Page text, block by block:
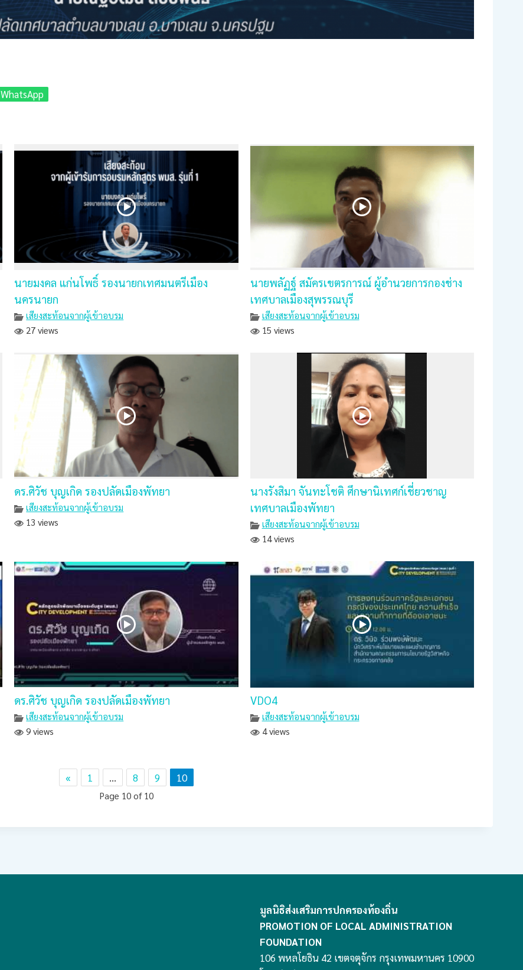
WhatsApp
นายมงคล แก่นโพธิ์ รองนายกเทศมนตรีเมือง
นครนายก
เสียงสะท้อนจากผู้เข้าอบรม
27 views
นายพลัฏฐ์ สมัครเขตรการณ์ ผู้อำนวยการกองช่าง
เทศบาลเมืองสุพรรณบุรี
เสียงสะท้อนจากผู้เข้าอบรม
15 views
ดร.ศิวัช บุญเกิด รองปลัดเมืองพัทยา
เสียงสะท้อนจากผู้เข้าอบรม
13 views
นางรังสิมา จันทะโชติ ศึกษานิเทศก์เชี่ยวชาญ
เทศบาลเมืองพัทยา
เสียงสะท้อนจากผู้เข้าอบรม
14 views
ดร.ศิวัช บุญเกิด รองปลัดเมืองพัทยา
เสียงสะท้อนจากผู้เข้าอบรม
9 views
VDO4
เสียงสะท้อนจากผู้เข้าอบรม
4 views
« 1 … 8 9 10
Page 10 of 10
มูลนิธิส่งเสริมการปกครองท้องถิ่น
PROMOTION OF LOCAL ADMINISTRATION
FOUNDATION
106 พหลโยธิน 42 เขตจตุจักร กรุงเทพมหานคร 10900